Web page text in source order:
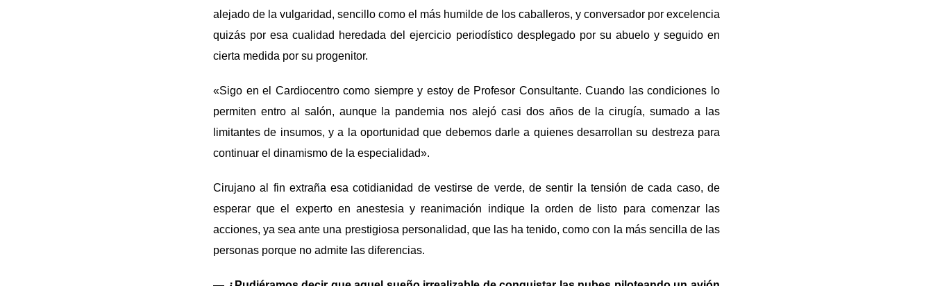
alejado de la vulgaridad, sencillo como el más humilde de los caballeros, y conversador por excelencia
quizás por esa cualidad heredada del ejercicio periodístico desplegado por su abuelo y seguido en
cierta medida por su progenitor.
«Sigo en el Cardiocentro como siempre y estoy de Profesor Consultante. Cuando las condiciones lo
permiten entro al salón, aunque la pandemia nos alejó casi dos años de la cirugía, sumado a las
limitantes de insumos, y a la oportunidad que debemos darle a quienes desarrollan su destreza para
continuar el dinamismo de la especialidad».
Cirujano al fin extraña esa cotidianidad de vestirse de verde, de sentir la tensión de cada caso, de
esperar que el experto en anestesia y reanimación indique la orden de listo para comenzar las
acciones, ya sea ante una prestigiosa personalidad, que las ha tenido, como con la más sencilla de las
personas porque no admite las diferencias.